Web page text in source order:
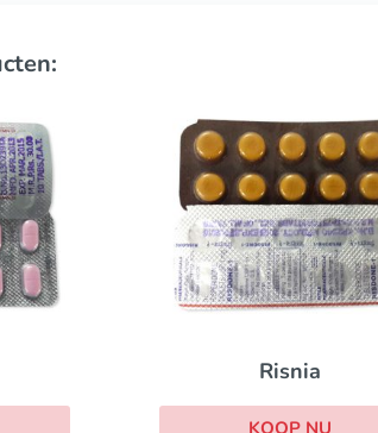
Elavil
KOOP NU